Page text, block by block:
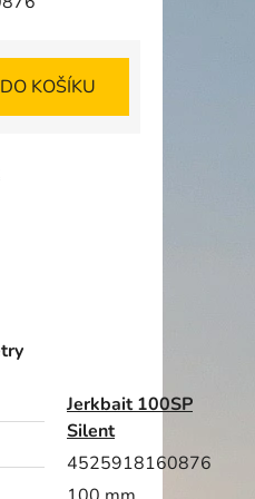
DO KOŠÍKU
Jerkbait 100SP
Silent
4525918160876